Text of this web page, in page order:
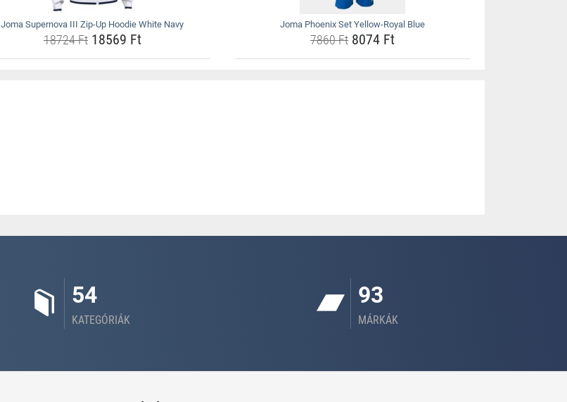
Joma Supernova III Zip-Up Hoodie White Navy
18724 Ft18569 Ft
Joma Phoenix Set Yellow-Royal Blue
7860 Ft 8074 Ft
54
KATEGÓRIÁK
93
MÁRKÁK